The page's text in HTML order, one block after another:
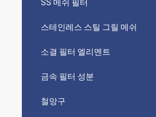
SS 메쉬 필터
스테인레스 스틸 그릴 메쉬
소결 필터 엘리멘트
금속 필터 성분
철망구